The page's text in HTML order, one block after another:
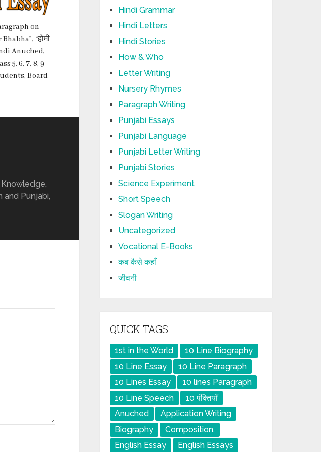
on
“होमी
Anuched,
5, 6, 7, 8, 9
Board
Knowledge,
and Punjabi,
Hindi Grammar
Hindi Letters
Hindi Stories
How & Who
Letter Writing
Nursery Rhymes
Paragraph Writing
Punjabi Essays
Punjabi Language
Punjabi Letter Writing
Punjabi Stories
Science Experiment
Short Speech
Slogan Writing
Uncategorized
Vocational E-Books
कब कैसे कहाँ
जीवनी
QUICK TAGS
1st in the World
10 Line Biography
10 Line Essay
10 Line Paragraph
10 Lines Essay
10 lines Paragraph
10 Line Speech
10 पंक्तियाँ
Anuched
Application Writing
Biography
Composition.
English Essay
English Essays